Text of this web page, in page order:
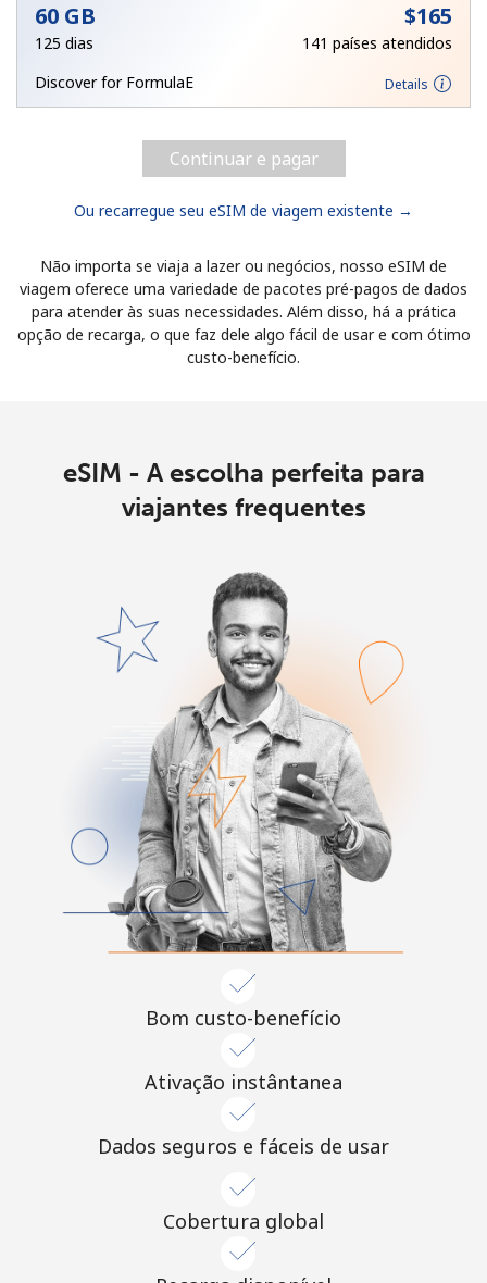
60 GB ⁦$165⁩
125 dias
141 países atendidos
Discover for FormulaE
Details
Continuar e pagar
Ou recarregue seu eSIM de viagem existente →
Não importa se viaja a lazer ou negócios, nosso eSIM de
viagem oferece uma variedade de pacotes pré-pagos de dados
para atender às suas necessidades. Além disso, há a prática
opção de recarga, o que faz dele algo fácil de usar e com ótimo
custo-benefício.
eSIM - A escolha perfeita para
viajantes frequentes
Bom custo-benefício
Ativação instântanea
Dados seguros e fáceis de usar
Cobertura global